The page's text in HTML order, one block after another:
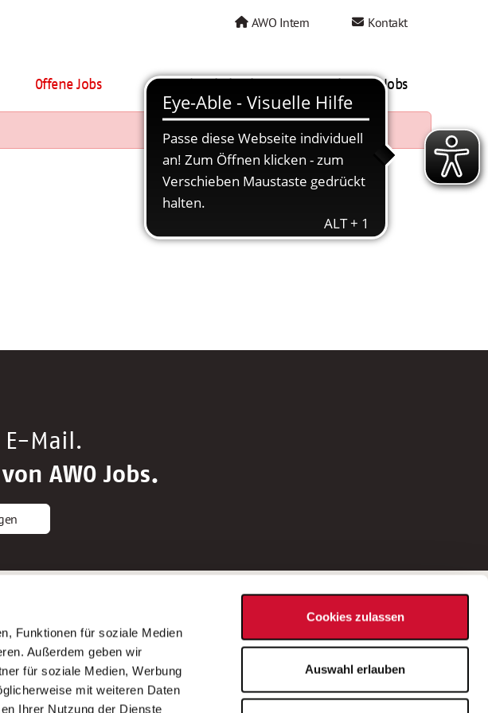
Funktionen für soziale Medien
Außerdem geben wir
für soziale Medien, Werbung
mit weiteren Daten
Ihrer Nutzung der Dienste
Cookies zulassen
Auswahl erlauben
AWO Intern Kontakt
Offene Jobs AWO als Arbeitgeber Mein AWO Jobs
E-Mail.
AWO Jobs.
nach Bundesland
nach Bundesländern
Bei Fragen zu einer Stellenausschreibung
wenden Sie sich bitte an die*den in der
Stellenausschreibung genannte*n